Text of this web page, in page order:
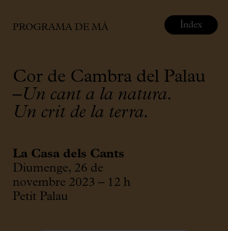
PROGRAMA DE MÀ
Cor de Cambra del Palau
–Un cant a la natura.
Un crit de la terra.
La Casa dels Cants
Diumenge, 26 de
novembre 2023 – 12 h
Petit Palau
Índex